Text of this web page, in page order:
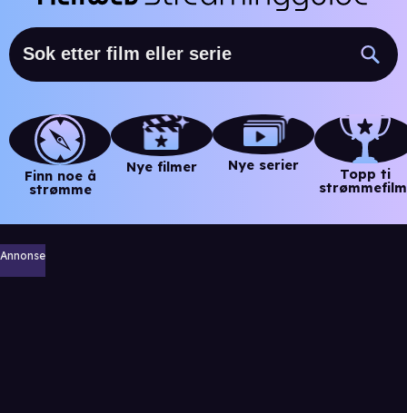
Finn noe å
strømme
Nye filmer Nye serier
Topp ti
Annonse